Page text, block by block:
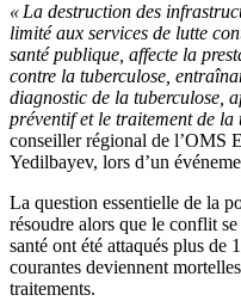
« La destruction des
limité aux services de lutte
santé publique, affecte la
contre la tuberculose,
diagnostic de la tuberculose,
préventif et le traitement de la
conseiller régional de l’OMS
Yedilbayev, lors d’un
La question essentielle de la
résoudre alors que le conflit
santé ont été attaqués plus de
courantes deviennent
traitements.